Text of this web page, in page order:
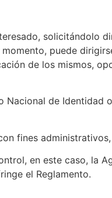
solicitándolo
puede
de los mismos,
Nacional de Identidad
fines
en este caso, la
el Reglamento.